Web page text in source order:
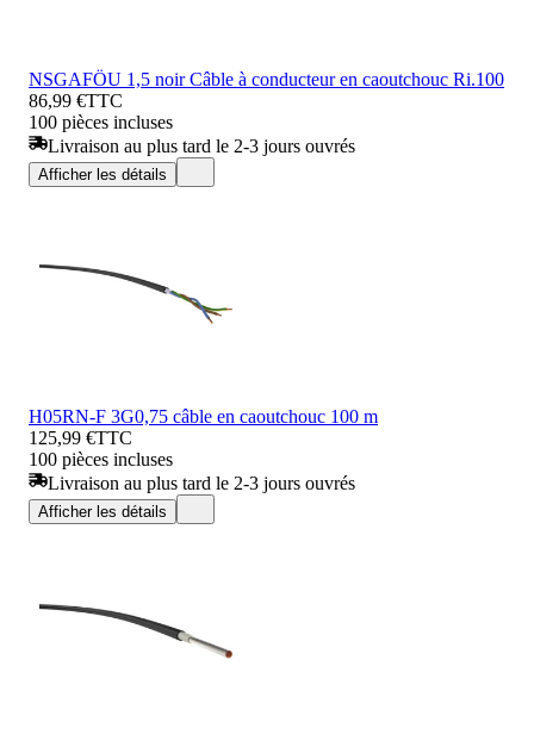
NSGAFÖU 1,5 noir Câble à conducteur en caoutchouc Ri.100
86,99 €TTC
100 pièces incluses
Livraison au plus tard le 2-3 jours ouvrés
Afficher les détails
H05RN-F 3G0,75 câble en caoutchouc 100 m
125,99 €TTC
100 pièces incluses
Livraison au plus tard le 2-3 jours ouvrés
Afficher les détails